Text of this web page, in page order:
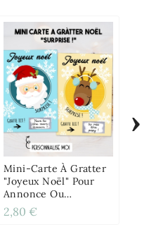
Mini-Carte À Gratter
"Joyeux Noël" Pour
Annonce Ou
Demande Originale
2,80 €
›